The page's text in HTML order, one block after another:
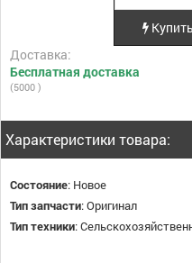
Доставка:
Бесплатная доставка
(5000 )
Характеристики товара:
Состояние: Новое
Тип запчасти:Оригинал
Тип техники: